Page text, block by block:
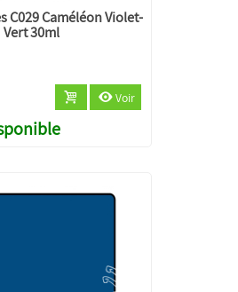
C029 Caméléon Violet-
Vert 30ml
Voir